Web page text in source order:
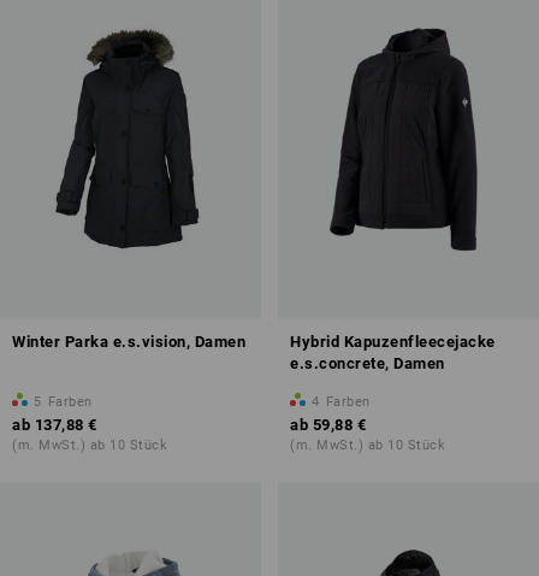
Winter Parka e.s.vision, Damen
5 Farben
ab 137,88 €
(m. MwSt.) ab 10 Stück
Hybrid Kapuzenfleecejacke
e.s.concrete, Damen
4 Farben
ab 59,88 €
(m. MwSt.) ab 10 Stück